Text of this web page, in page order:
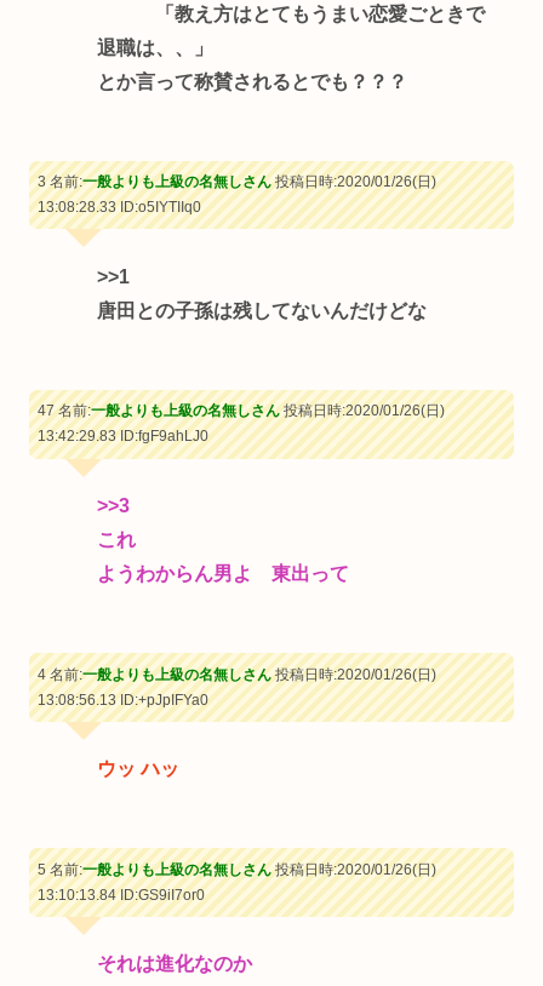
「教え方はとてもうまい恋愛ごときで
退職は、、」
とか言って称賛されるとでも？？？
3 名前:一般よりも上級の名無しさん投稿日時:2020/01/26(日)
13:08:28.33ID:o5IYTIIq0
>>1
唐田との子孫は残してないんだけどな
47 名前:一般よりも上級の名無しさん投稿日時:2020/01/26(日)
13:42:29.83ID:fgF9ahLJ0
>>3
これ
ようわからん男よ 東出って
4 名前:一般よりも上級の名無しさん投稿日時:2020/01/26(日)
13:08:56.13ID:+pJpIFYa0
ウッ ハッ
5 名前:一般よりも上級の名無しさん投稿日時:2020/01/26(日)
13:10:13.84ID:GS9iI7or0
それは進化なのか